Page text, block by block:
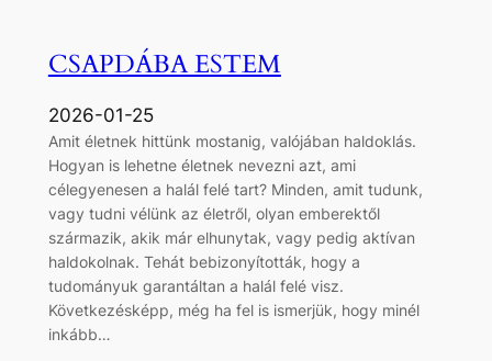
CSAPDÁBA ESTEM
2026-01-25
Amit életnek hittünk mostanig, valójában haldoklás.
Hogyan is lehetne életnek nevezni azt, ami
célegyenesen a halál felé tart? Minden, amit tudunk,
vagy tudni vélünk az életről, olyan emberektől
származik, akik már elhunytak, vagy pedig aktívan
haldokolnak. Tehát bebizonyították, hogy a
tudományuk garantáltan a halál felé visz.
Következésképp, még ha fel is ismerjük, hogy minél
inkább…